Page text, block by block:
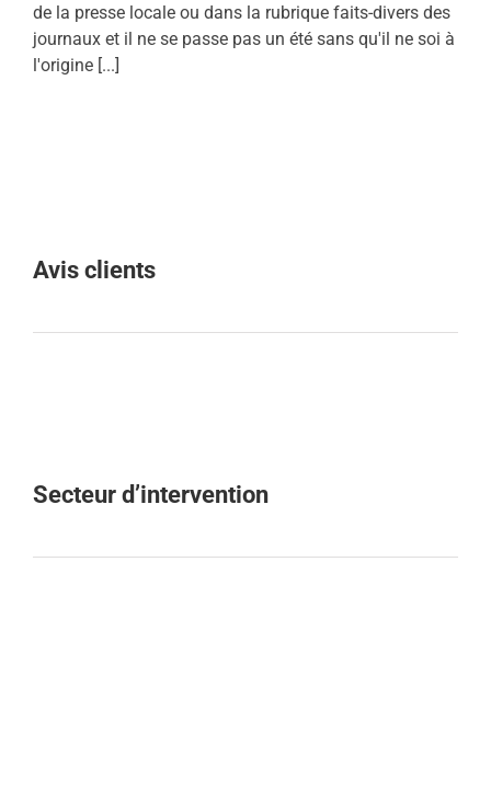
de la presse locale ou dans la rubrique faits-divers des
journaux et il ne se passe pas un été sans qu'il ne soi à
l'origine [...]
Avis clients
Secteur d’intervention